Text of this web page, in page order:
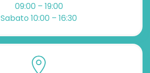
09:00 – 19:00
Sabato 10:00 – 16:30